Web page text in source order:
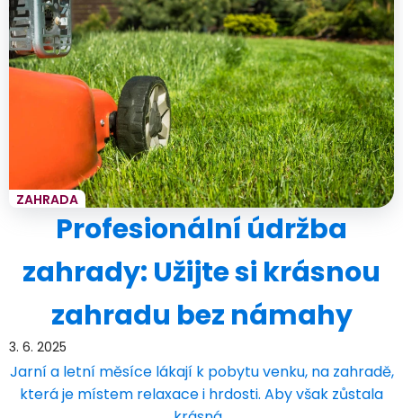
ZAHRADA
Profesionální údržba
zahrady: Užijte si krásnou
zahradu bez námahy
3. 6. 2025
Jarní a letní měsíce lákají k pobytu venku, na zahradě,
která je místem relaxace i hrdosti. Aby však zůstala